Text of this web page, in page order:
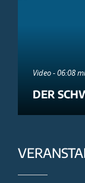
Video - 06:08
DER